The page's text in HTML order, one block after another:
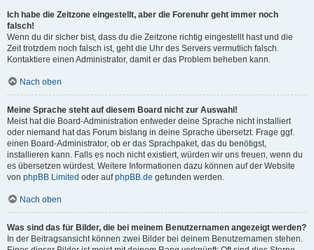
Ich habe die Zeitzone eingestellt, aber die Forenuhr geht immer noch
falsch!
Wenn du dir sicher bist, dass du die Zeitzone richtig eingestellt hast und die
Zeit trotzdem noch falsch ist, geht die Uhr des Servers vermutlich falsch.
Kontaktiere einen Administrator, damit er das Problem beheben kann.
Nach oben
Meine Sprache steht auf diesem Board nicht zur Auswahl!
Meist hat die Board-Administration entweder deine Sprache nicht installiert
oder niemand hat das Forum bislang in deine Sprache übersetzt. Frage ggf.
einen Board-Administrator, ob er das Sprachpaket, das du benötigst,
installieren kann. Falls es noch nicht existiert, würden wir uns freuen, wenn du
es übersetzen würdest. Weitere Informationen dazu können auf der Website
von phpBB Limited oder aufphpBB.de gefunden werden.
Nach oben
Was sind das für Bilder, die bei meinem Benutzernamen angezeigt werden?
In der Beitragsansicht können zwei Bilder bei deinem Benutzernamen stehen.